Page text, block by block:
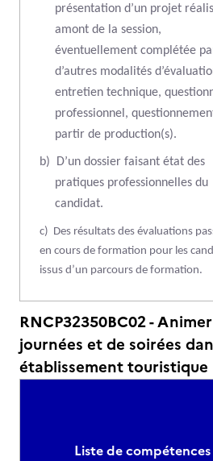
présentation d’un projet
amont de la session,
éventuellement complétée
d’autres modalités
entretien technique,
professionnel,
partir de production(s).
b)
D’un dossier faisant état des
pratiques professionnelles du
candidat.
c) Des résultats des évaluations
en cours de formation pour les
issus d’un parcours de formation.
RNCP32350BC02 -
journées et de soirées
établissement touristique
Liste de compétences